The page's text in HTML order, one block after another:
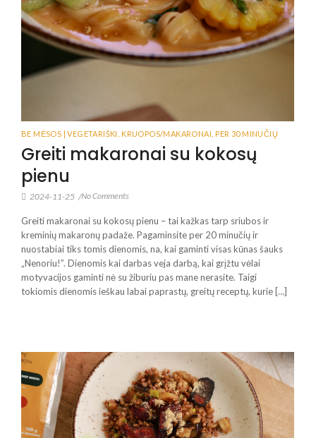
BE MĖSOS | VEGETARIŠKI KRUOPOS/MAKARONAI PER 30 MINUČIŲ
Greiti makaronai su kokosų
pienu
2024-11-25 /No Comments
Greiti makaronai su kokosų pienu – tai kažkas tarp sriubos ir
kreminių makaronų padaže. Pagaminsite per 20 minučių ir
nuostabiai tiks tomis dienomis, na, kai gaminti visas kūnas šauks
„Nenoriu!”. Dienomis kai darbas veja darbą, kai grįžtu vėlai
motyvacijos gaminti nė su žiburiu pas mane nerasite. Taigi
tokiomis dienomis ieškau labai paprastų, greitų receptų, kurie […]